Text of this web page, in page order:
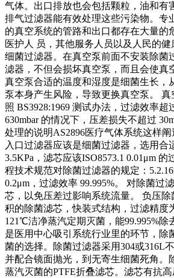
气体。出口排放也会包括颗粒，油和有
排气过滤器能有效处理这些污染物。专
的真空系统的管路和出口都存在大量的
医护人 员，其他服务人员以及人民的
细菌过滤器。在真空泵前面不安装除菌
滤器，不但会损坏真空泵，而且会使真
真空泵合适的温度和湿度是细菌生长，
泵本身产生风险，导致更换真空泵。
照 BS3928:1969 测试办法，过滤效率超
630mbar 的情况下，压差损失不超过
处理的说明AS2896医疗气体系统这样
入口过滤器应该是细菌过滤器，选用合
3.5KPa，滤芯应该ISO8573.1 0.01μm
程技术规范对除菌过滤器的规定：
0.2μm，过滤效率 99.995%。 对除菌过
芯，以免压差过影响系统流量。 负压
积的除菌滤芯，快装式结构，过滤精度
121℃洁净蒸汽定期灭菌，能99.995%除
是医用中心吸引系统行业里的环节，除
菌的选择。除菌过滤器采用304或316L
并配合镜面抛光，到无寄生细菌死角。
蒸汽灭菌的PTFE折叠滤芯。滤芯有抗